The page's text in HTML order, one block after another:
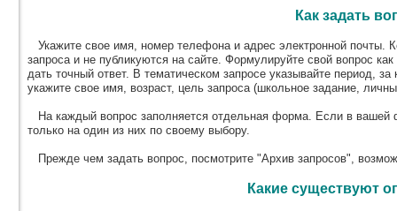
Как задать
Укажите свое имя, номер телефона и адрес электронной почты.
запроса и не публикуются на сайте. Формулируйте свой вопрос
дать точный ответ. В тематическом запросе указывайте период,
укажите свое имя, возраст, цель запроса (школьное задание,
На каждый вопрос заполняется отдельная форма. Если в вашей
только на один из них по своему выбору.
Прежде чем задать вопрос, посмотрите "Архив запросов",
Какие существуют